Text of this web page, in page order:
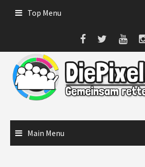
Top Menu
Main Menu